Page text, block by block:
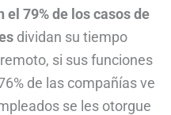
79% de los casos de
dividan su tiempo
si sus funciones
de las compañías ve
se les otorgue